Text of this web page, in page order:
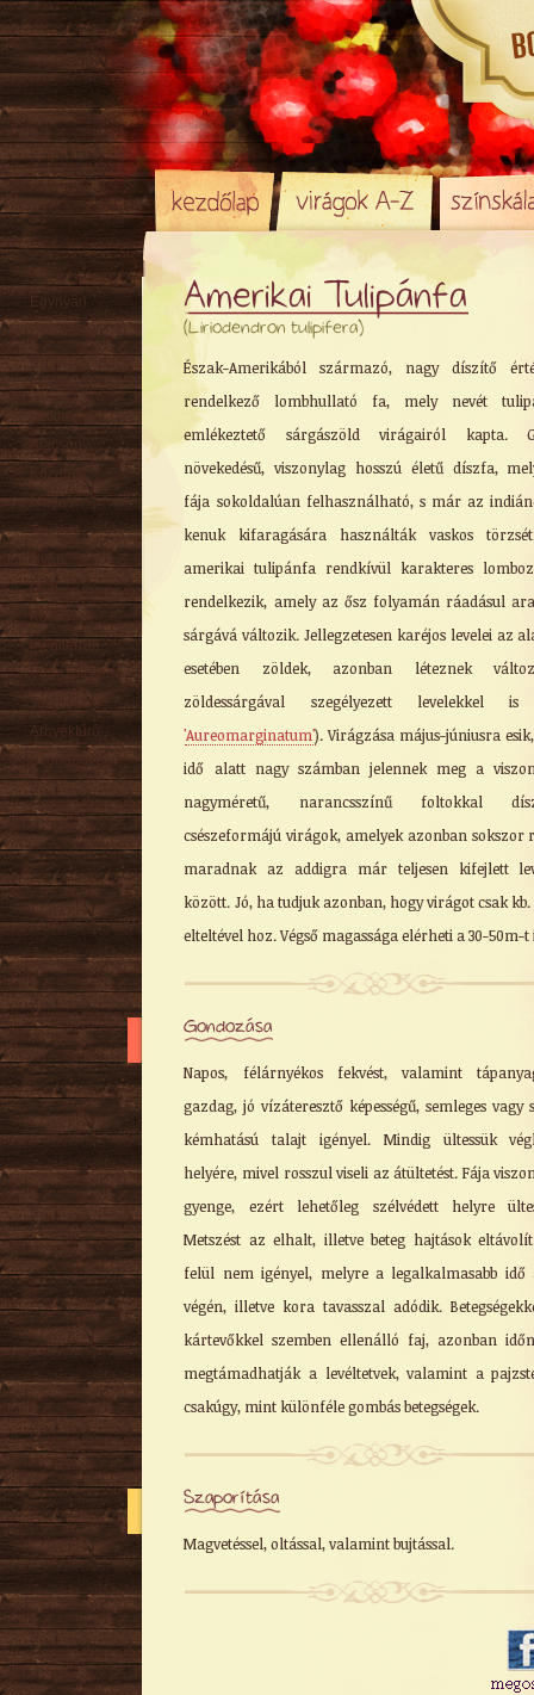
Amerikai Tulipánfa
(Liriodendron tulipifera)
Észak-Amerikából származó, nagy díszítő
rendelkező lombhullató fa, mely nevét
emlékeztető sárgászöld virágairól kapta.
növekedésű, viszonylag hosszú életű díszfa,
fája sokoldalúan felhasználható, s már az
kenuk kifaragására használták vaskos
amerikai tulipánfa rendkívül karakteres
rendelkezik, amely az ősz folyamán ráadásul
sárgává változik. Jellegzetesen karéjos levelei az
esetében zöldek, azonban léteznek
zöldessárgával szegélyezett levelekkel
'Aureomarginatum'). Virágzása május-júniusra
idő alatt nagy számban jelennek meg a
nagyméretű, narancsszínű foltokkal
csészeformájú virágok, amelyek azonban sokszor
maradnak az addigra már teljesen kifejlett
között. Jó, ha tudjuk azonban, hogy virágot csak kb.
elteltével hoz. Végső magassága elérheti a 30-50m-t
Gondozása
Napos, félárnyékos fekvést, valamint
gazdag, jó vízáteresztő képességű, semleges vagy
kémhatású talajt igényel. Mindig ültessük
helyére, mivel rosszul viseli az átültetést. Fája
gyenge, ezért lehetőleg szélvédett helyre
Metszést az elhalt, illetve beteg hajtások
felül nem igényel, melyre a legalkalmasabb idő
végén, illetve kora tavasszal adódik.
kártevőkkel szemben ellenálló faj, azonban
megtámadhatják a levéltetvek, valamint a
csakúgy, mint különféle gombás betegségek.
Szaporítása
Magvetéssel, oltással, valamint bujtással.
Egynyári
Évelő (Fa)
Hagyma/ Gumó
Örökzöld
Sziklakerti
Alacsony
Közepes
Magas
Tavaszi
Őszi
Kúszó
Mediterrán
Virágzó cserje
Talajtakaró
Árnyéktűrő
Szobanövény